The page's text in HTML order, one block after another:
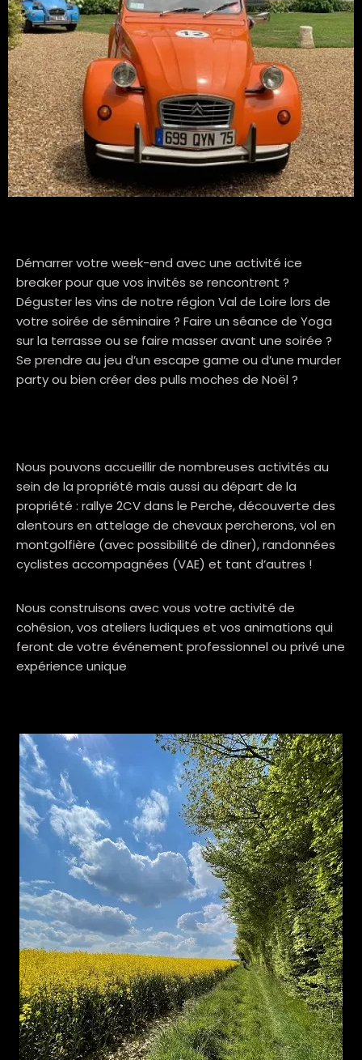
Démarrer votre week-end avec une activité ice
breaker pour que vos invités se rencontrent ?
Déguster les vins de notre région Val de Loire lors de
votre soirée de séminaire ? Faire un séance de Yoga
sur la terrasse ou se faire masser avant une soirée ?
Se prendre au jeu d’un escape game ou d’une murder
party ou bien créer des pulls moches de Noël ?
Nous pouvons accueillir de nombreuses activités au
sein de la propriété mais aussi au départ de la
propriété : rallye 2CV dans le Perche, découverte des
alentours en attelage de chevaux percherons, vol en
montgolfière (avec possibilité de dîner), randonnées
cyclistes accompagnées (VAE) et tant d’autres !
Nous construisons avec vous votre activité de
cohésion, vos ateliers ludiques et vos animations qui
feront de votre événement professionnel ou privé une
expérience unique